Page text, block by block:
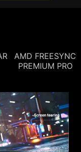
AMD FREESYNC
PREMIUM PRO